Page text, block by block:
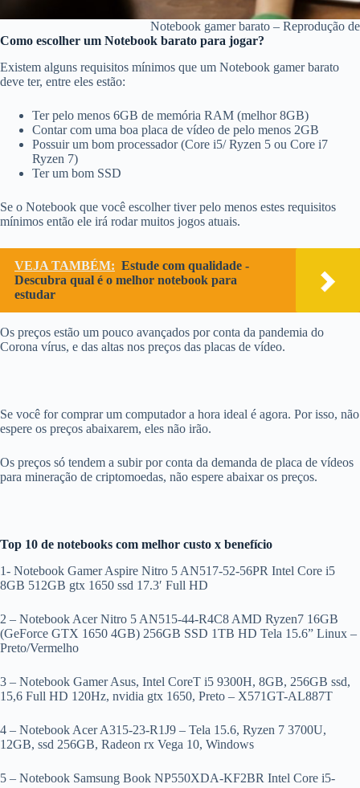
Notebook gamer barato – Reprodução
Como escolher um Notebook barato para jogar?
Existem alguns requisitos mínimos que um Notebook gamer barato
deve ter, entre eles estão:
Ter pelo menos 6GB de memória RAM (melhor 8GB)
Contar com uma boa placa de vídeo de pelo menos 2GB
Possuir um bom processador (Core i5/ Ryzen 5 ou Core i7
Ryzen 7)
Ter um bom SSD
Se o Notebook que você escolher tiver pelo menos estes requisitos
mínimos então ele irá rodar muitos jogos atuais.
VEJA TAMBÉM: Estude com qualidade -
Descubra qual é o melhor notebook para
estudar
Os preços estão um pouco avançados por conta da pandemia do
Corona vírus, e das altas nos preços das placas de vídeo.
Se você for comprar um computador a hora ideal é agora. Por isso, não
espere os preços abaixarem, eles não irão.
Os preços só tendem a subir por conta da demanda de placa de vídeos
para mineração de criptomoedas, não espere abaixar os preços.
Top 10 de notebooks com melhor custo x benefício
1- Notebook Gamer Aspire Nitro 5 AN517-52-56PR Intel Core i5
8GB 512GB gtx 1650 ssd 17.3′ Full HD
2 – Notebook Acer Nitro 5 AN515-44-R4C8 AMD Ryzen7 16GB
(GeForce GTX 1650 4GB) 256GB SSD 1TB HD Tela 15.6” Linux –
Preto/Vermelho
3 – Notebook Gamer Asus, Intel CoreT i5 9300H, 8GB, 256GB ssd,
15,6 Full HD 120Hz, nvidia gtx 1650, Preto – X571GT-AL887T
4 – Notebook Acer A315-23-R1J9 – Tela 15.6, Ryzen 7 3700U,
12GB, ssd 256GB, Radeon rx Vega 10, Windows
5 – Notebook Samsung Book NP550XDA-KF2BR Intel Core i5-